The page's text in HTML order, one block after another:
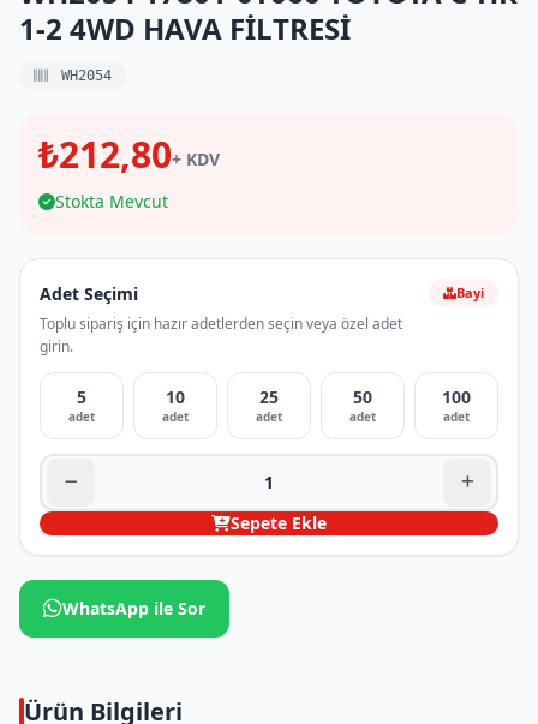
1-2 4WD HAVA FİLTRESİ
WH2054
₺212,80+ KDV
Stokta Mevcut
Adet Seçimi
Toplu sipariş için hazır adetlerden seçin veya özel adet
girin.
Bayi
5
adet
10
adet
25
adet
50
adet
100
adet
Sepete Ekle
WhatsApp ile Sor
Ürün Bilgileri